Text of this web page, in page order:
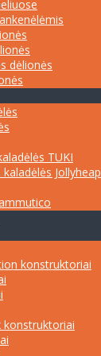
dėlionės
TUKI
Jollyheap
konstruktoriai
konstruktoriai